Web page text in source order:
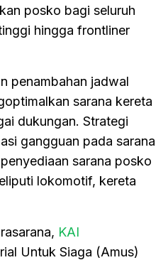
posko bagi seluruh
hingga frontliner
penambahan jadwal
sarana kereta
dukungan. Strategi
gangguan pada sarana
sarana posko
lokomotif, kereta
KAI
Untuk Siaga (Amus)